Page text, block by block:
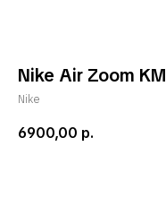
Nike Air Zoom KM
Nike
6900,00 р.